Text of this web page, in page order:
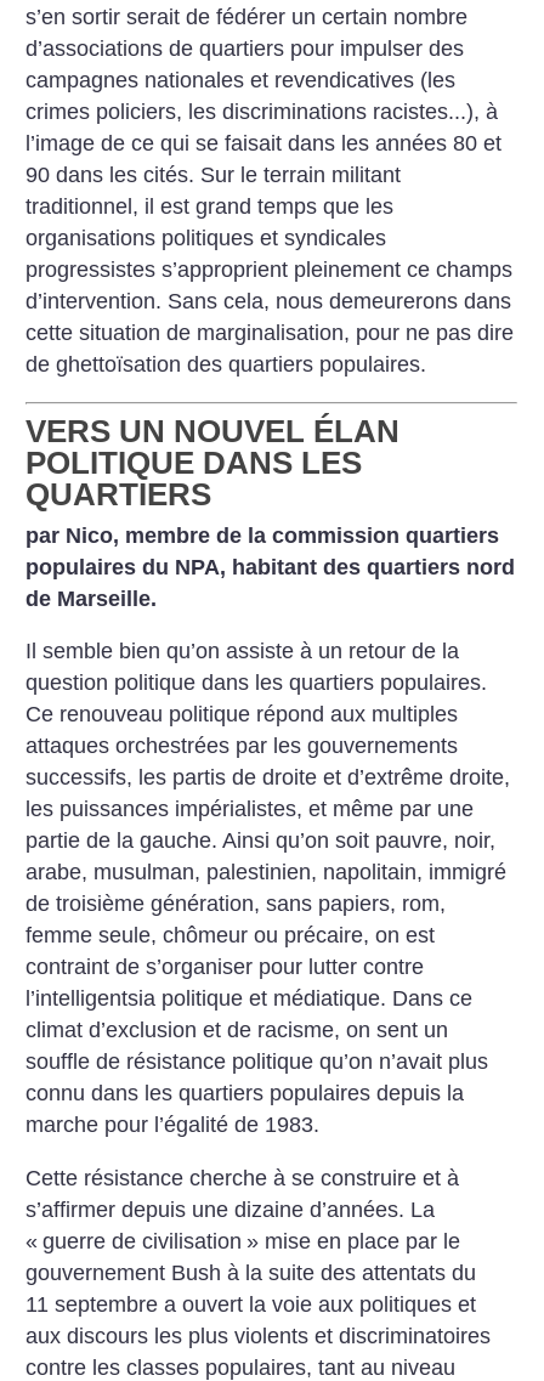
s’en sortir serait de fédérer un certain nombre
d’associations de quartiers pour impulser des
campagnes nationales et revendicatives (les
crimes policiers, les discriminations racistes...), à
l’image de ce qui se faisait dans les années 80 et
90 dans les cités. Sur le terrain militant
traditionnel, il est grand temps que les
organisations politiques et syndicales
progressistes s’approprient pleinement ce champs
d’intervention. Sans cela, nous demeurerons dans
cette situation de marginalisation, pour ne pas dire
de ghettoïsation des quartiers populaires.
VERS UN NOUVEL ÉLAN
POLITIQUE DANS LES
QUARTIERS
par Nico, membre de la commission quartiers
populaires du NPA, habitant des quartiers nord
de Marseille.
Il semble bien qu’on assiste à un retour de la
question politique dans les quartiers populaires.
Ce renouveau politique répond aux multiples
attaques orchestrées par les gouvernements
successifs, les partis de droite et d’extrême droite,
les puissances impérialistes, et même par une
partie de la gauche. Ainsi qu’on soit pauvre, noir,
arabe, musulman, palestinien, napolitain, immigré
de troisième génération, sans papiers, rom,
femme seule, chômeur ou précaire, on est
contraint de s’organiser pour lutter contre
l’intelligentsia politique et médiatique. Dans ce
climat d’exclusion et de racisme, on sent un
souffle de résistance politique qu’on n’avait plus
connu dans les quartiers populaires depuis la
marche pour l’égalité de 1983.
Cette résistance cherche à se construire et à
s’affirmer depuis une dizaine d’années. La
« guerre de civilisation » mise en place par le
gouvernement Bush à la suite des attentats du
11 septembre a ouvert la voie aux politiques et
aux discours les plus violents et discriminatoires
contre les classes populaires, tant au niveau